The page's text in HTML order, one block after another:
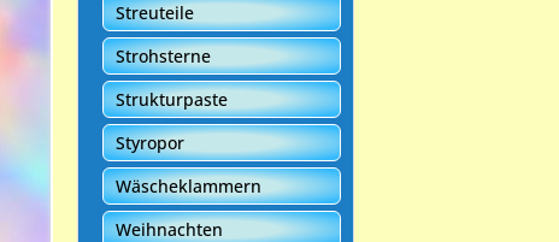
Streuteile
Strohsterne
Strukturpaste
Styropor
Wäscheklammern
Weihnachten